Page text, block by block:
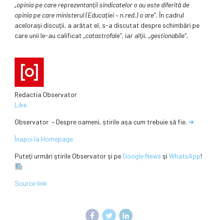
„opinia pe care reprezentanţii sindicatelor o au este diferită de
opinia pe care ministerul (Educaţiei – n.red.) o are”. În cadrul
aceloraşi discuţii, a arătat el, s-a discutat despre schimbări pe
care unii le-au calificat „catastrofale”, iar alţii, „gestionabile”.
Redactia Observator
Like
Observator – Despre oameni, știrile așa cum trebuie să fie. ➜
Înapoi la Homepage
Puteţi urmări ştirile Observator şi pe Google News şi WhatsApp!
Source link